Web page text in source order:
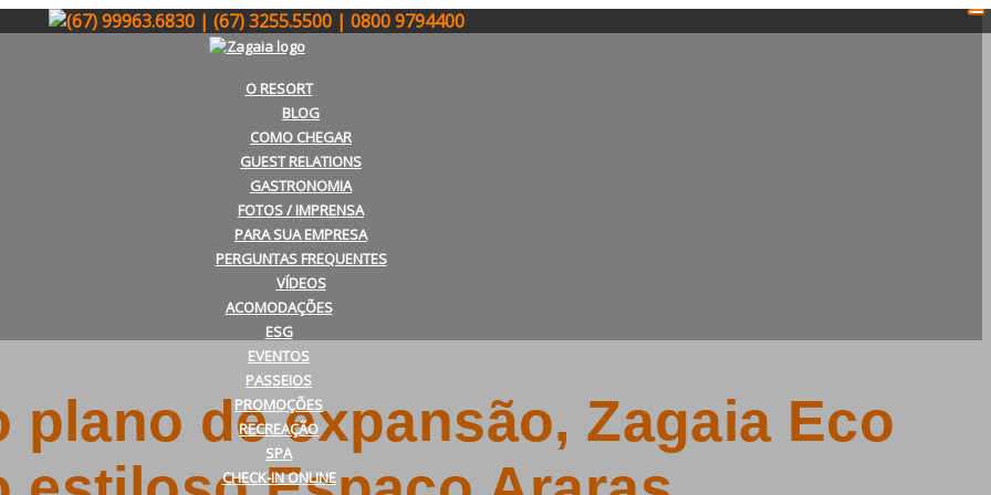
(67) 99963.6830 | (67) 3255.5500 | 0800 9794400
O RESORT
BLOG
COMO CHEGAR
GUEST RELATIONS
GASTRONOMIA
FOTOS / IMPRENSA
PARA SUA EMPRESA
PERGUNTAS FREQUENTES
VÍDEOS
ACOMODAÇÕES
ESG
EVENTOS
PASSEIOS
PROMOÇÕES
RECREAÇÃO
SPA
CHECK-IN ONLINE
de expansão, Zagaia Eco